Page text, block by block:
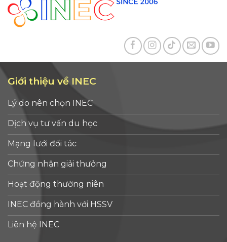
Giới thiệu về INEC
Lý do nên chọn INEC
Dịch vụ tư vấn du học
Mạng lưới đối tác
Chứng nhận giải thưởng
Hoạt động thường niên
INEC đồng hành với HSSV
Liên hệ INEC